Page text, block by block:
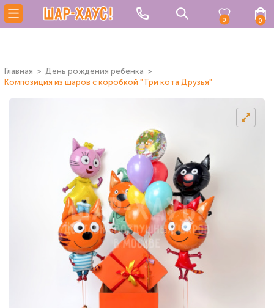
0 0
Главная
День рождения ребенка
Композиция из шаров с коробкой "Три кота Друзья"